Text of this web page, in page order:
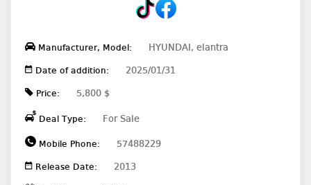
Manufacturer, Model: HYUNDAI, elantra
Date of addition: 2025/01/31
Price: 5,800 $
Deal Type: For Sale
Mobile Phone: 57488229
Release Date: 2013